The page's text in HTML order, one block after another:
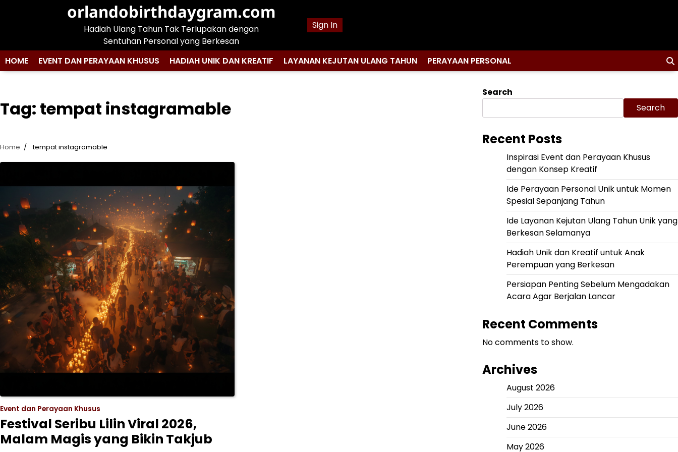
orlandobirthdaygram.com
Hadiah Ulang Tahun Tak Terlupakan dengan
Sentuhan Personal yang Berkesan
Sign In
HOME EVENT DAN PERAYAAN KHUSUS HADIAH UNIK DAN KREATIF LAYANAN KEJUTAN ULANG TAHUN PERAYAAN PERSONAL
Tag: tempat instagramable
Home tempat instagramable
Event dan Perayaan Khusus
Festival Seribu Lilin Viral 2026,
Malam Magis yang Bikin Takjub
Search
Search
Recent Posts
Inspirasi Event dan Perayaan Khusus
dengan Konsep Kreatif
Ide Perayaan Personal Unik untuk Momen
Spesial Sepanjang Tahun
Ide Layanan Kejutan Ulang Tahun Unik yang
Berkesan Selamanya
Hadiah Unik dan Kreatif untuk Anak
Perempuan yang Berkesan
Persiapan Penting Sebelum Mengadakan
Acara Agar Berjalan Lancar
Recent Comments
No comments to show.
Archives
August 2026
July 2026
June 2026
May 2026